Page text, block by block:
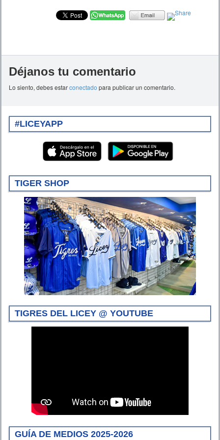
Déjanos tu comentario
Lo siento, debes estarconectado para publicar un comentario.
#LICEYAPP
TIGER SHOP
TIGRES DEL LICEY @ YOUTUBE
GUÍA DE MEDIOS 2025-2026